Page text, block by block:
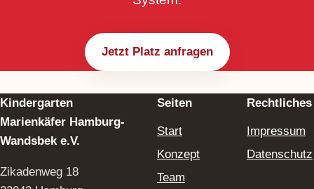
Jetzt Platz anfragen
Kindergarten
Marienkäfer Hamburg-
Wandsbek e.V.
Zikadenweg 18
Seiten
Start
Konzept
Team
Rechtliches
Impressum
Datenschutz